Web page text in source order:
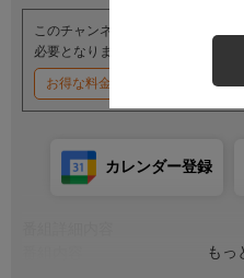
このチャンネルのご視聴には、オ
必要となります。
お得な料金割引キャンペーン実施
もっ
カレンダー登録